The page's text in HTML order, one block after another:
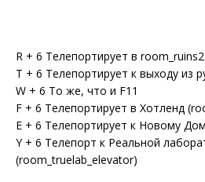
R + 6 Телепортирует в room_ruins2
T + 6 Телепортирует к выходу из
W + 6 То же, что и F11
F + 6 Телепортирует в Хотленд
E + 6 Телепортирует к Новому
Y + 6 Телепорт к Реальной
(room_truelab_elevator)